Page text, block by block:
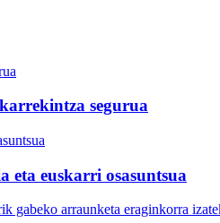
segurua
eta euskarri osasuntsua